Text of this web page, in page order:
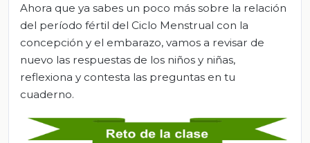
Ahora que ya sabes un poco más sobre la relación
del período fértil del Ciclo Menstrual con la
concepción y el embarazo, vamos a revisar de
nuevo las respuestas de los niños y niñas,
reflexiona y contesta las preguntas en tu
cuaderno.